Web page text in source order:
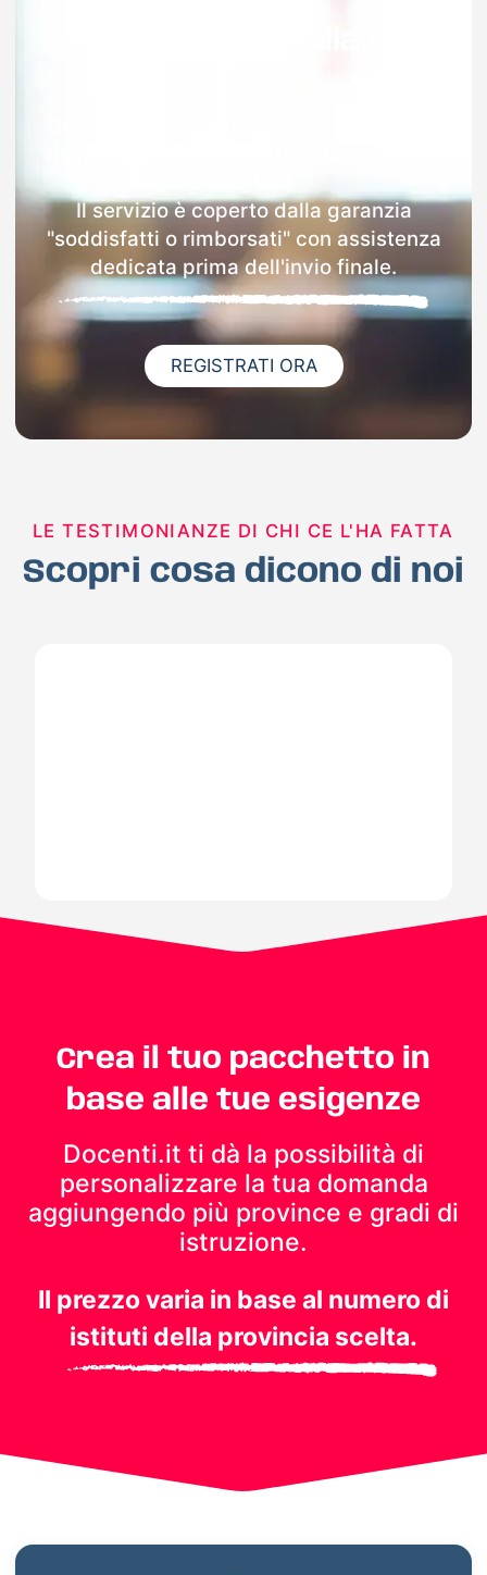
Il servizio è coperto dalla garanzia
"soddisfatti o rimborsati" con assistenza
dedicata prima dell'invio finale.
REGISTRATI ORA
LE TESTIMONIANZE DI CHI CE L'HA FATTA
Scopri cosa dicono di noi
Crea il tuo pacchetto in
base alle tue esigenze
Docenti.it ti dà la possibilità di
personalizzare la tua domanda
aggiungendo più province e gradi di
istruzione.
Il prezzo varia in base al numero di
istituti della provincia scelta.